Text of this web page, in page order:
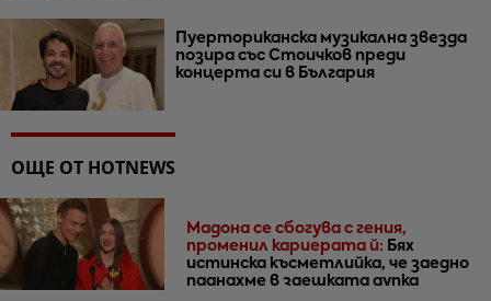
Пуерториканска музикална звезда
позира със Стоичков преди
концерта си в България
ОЩЕ ОТ HOTNEWS
Мадона се сбогува с гения,
променил кариерата й: Бях
истинска късметлийка, че заедно
паднахме в заешката дупка